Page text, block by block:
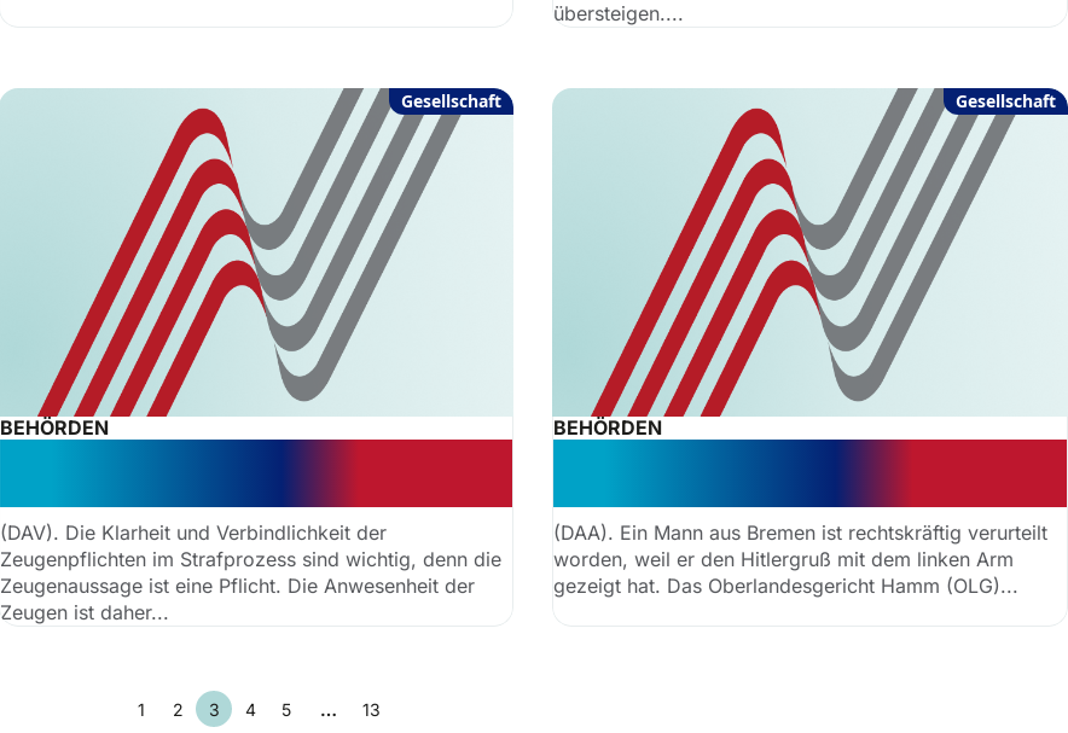
übersteigen....
Gesellschaft
BEHÖRDEN
(DAV). Die Klarheit und Verbindlichkeit der
Zeugenpflichten im Strafprozess sind wichtig, denn die
Zeugenaussage ist eine Pflicht. Die Anwesenheit der
Zeugen ist daher...
Gesellschaft
BEHÖRDEN
(DAA). Ein Mann aus Bremen ist rechtskräftig verurteilt
worden, weil er den Hitlergruß mit dem linken Arm
gezeigt hat. Das Oberlandesgericht Hamm (OLG)...
1 2 3 4 5 … 13